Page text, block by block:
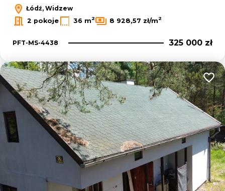
Łódź, Widzew
2 pokoje
36 m2 8 928,57 zł/m2
PFT-MS-4438 325 000 zł